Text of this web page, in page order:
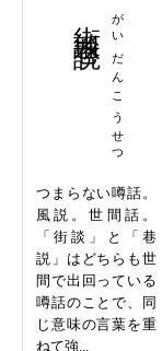
がいだんこうせつ
つまらない噂話。
風説。世間話。
「街談」と「巷
説」はどちらも世
間で出回っている
噂話のことで、同
じ意味の言葉を重
ねて強...